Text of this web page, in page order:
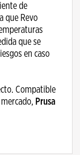
de
que Revo
que se
en caso
Compatible
Prusa